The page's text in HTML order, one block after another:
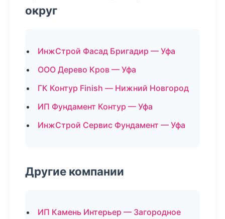
округ
ИнжСтрой Фасад Бригадир — Уфа
ООО Дерево Кров — Уфа
ГК Контур Finish — Нижний Новгород
ИП Фундамент Контур — Уфа
ИнжСтрой Сервис Фундамент — Уфа
Другие компании
ИП Камень Интерьер — Загородное